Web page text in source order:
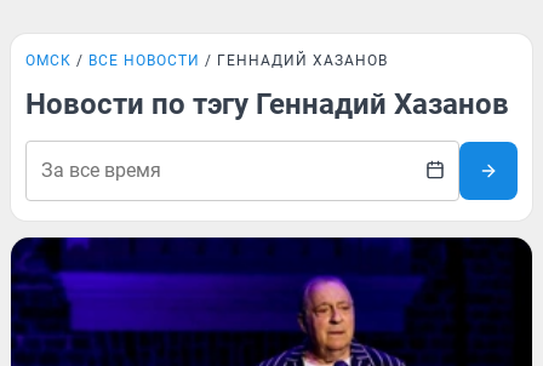
ОМСК ВСЕ НОВОСТИ ГЕННАДИЙ ХАЗАНОВ
Новости по тэгу Геннадий Хазанов